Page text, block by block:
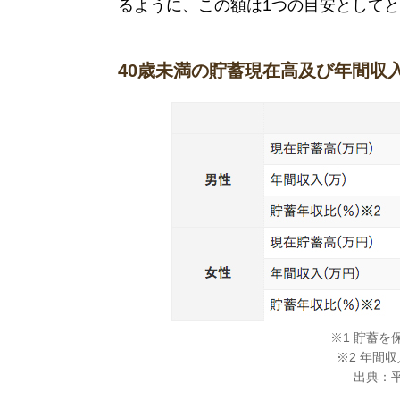
るように、この額は1つの目安として
40歳未満の貯蓄現在高及び年間収
※1 貯蓄を
※2 年間収
出典：